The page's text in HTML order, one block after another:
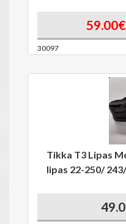
59.00€
30097
Tikka T3 Lipas
lipas 22-250/